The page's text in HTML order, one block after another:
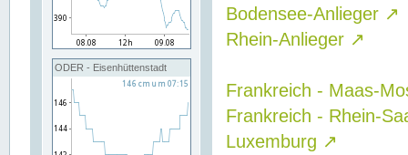
ODER - Eisenhüttenstadt
Bodensee-Anlieger ↗
Rhein-Anlieger ↗
Frankreich - Maas-
Frankreich - Rhein-
Luxemburg ↗